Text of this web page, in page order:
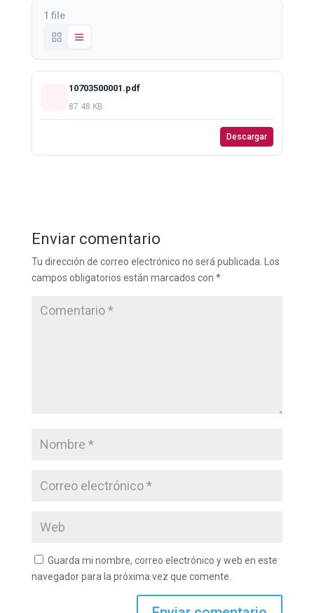
1 file
10703500001.pdf
87.48 KB
Descargar
Enviar comentario
Tu dirección de correo electrónico no será publicada.
Los
campos obligatorios están marcados con *
Guarda mi nombre, correo electrónico y web en este
navegador para la próxima vez que comente.